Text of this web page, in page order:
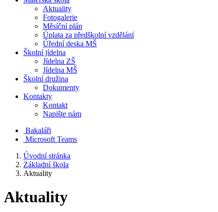
Aktuality
Fotogalerie
Měsíční plán
Úplata za předškolní vzdělání
Úřední deska MŠ
Školní jídelna
Jídelna ZŠ
Jídelna MŠ
Školní družina
Dokumenty
Kontakty
Kontakt
Napište nám
Bakaláři
Microsoft Teams
Úvodní stránka
Základní škola
Aktuality
Aktuality